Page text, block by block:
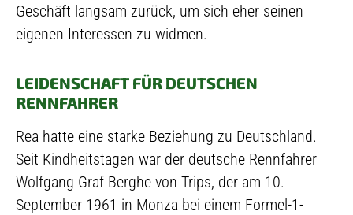
Geschäft langsam zurück, um sich eher seinen
eigenen Interessen zu widmen.
LEIDENSCHAFT FÜR DEUTSCHEN
RENNFAHRER
Rea hatte eine starke Beziehung zu Deutschland.
Seit Kindheitstagen war der deutsche Rennfahrer
Wolfgang Graf Berghe von Trips, der am 10.
September 1961 in Monza bei einem Formel-1-